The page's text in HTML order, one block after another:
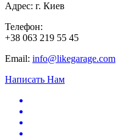
Адрес: г. Киев
Телефон:
+38 063 219 55 45
Email: info@likegarage.com
Написать Нам